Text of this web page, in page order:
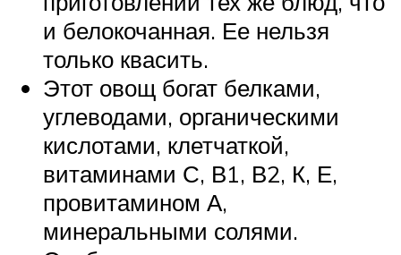
и белокочанная. Ее нельзя
только квасить.
Этот овощ богат белками,
углеводами, органическими
кислотами, клетчаткой,
витаминами С, В1, В2, К, Е,
провитамином А,
минеральными солями.